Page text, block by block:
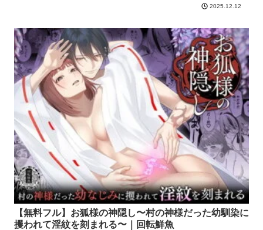
2025.12.12
【無料フル】お狐様の神隠し〜村の神様だった幼馴染に
攫われて淫紋を刻まれる〜｜回転鮮魚